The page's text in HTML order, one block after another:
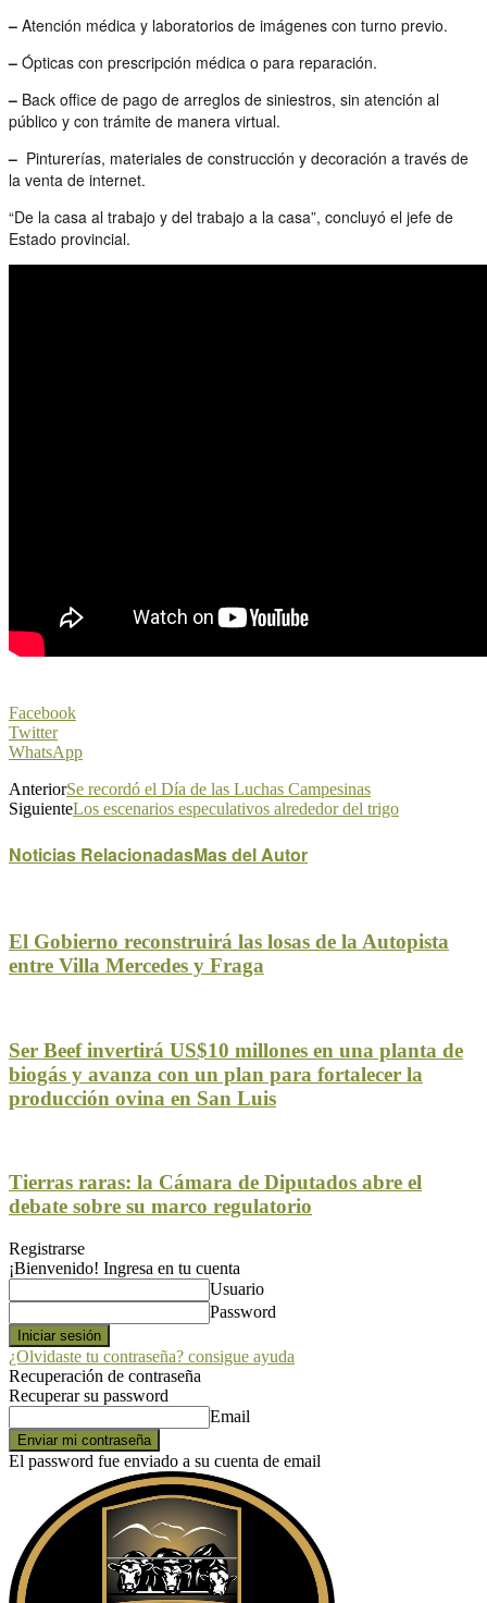
– Atención médica y laboratorios de imágenes con turno previo.
– Ópticas con prescripción médica o para reparación.
– Back office de pago de arreglos de siniestros, sin atención al
público y con trámite de manera virtual.
– Pinturerías, materiales de construcción y decoración a través de
la venta de internet.
“De la casa al trabajo y del trabajo a la casa”, concluyó el jefe de
Estado provincial.
Facebook
Twitter
WhatsApp
AnteriorSe recordó el Día de las Luchas Campesinas
SiguienteLos escenarios especulativos alrededor del trigo
Noticias RelacionadasMas del Autor
El Gobierno reconstruirá las losas de la Autopista
entre Villa Mercedes y Fraga
Ser Beef invertirá US$10 millones en una planta de
biogás y avanza con un plan para fortalecer la
producción ovina en San Luis
Tierras raras: la Cámara de Diputados abre el
debate sobre su marco regulatorio
Registrarse
¡Bienvenido! Ingresa en tu cuenta
Usuario
Password
¿Olvidaste tu contraseña? consigue ayuda
Recuperación de contraseña
Recuperar su password
Email
El password fue enviado a su cuenta de email